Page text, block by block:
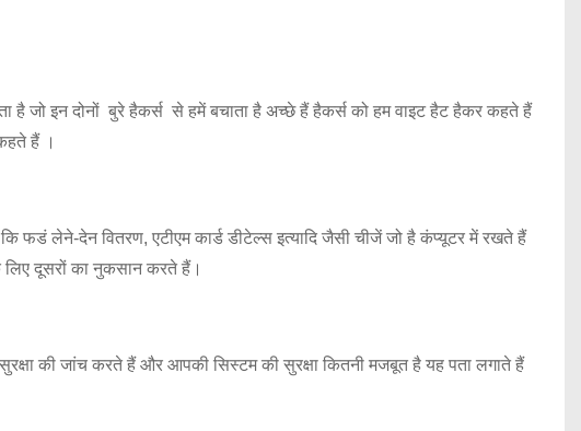
है जो इन दोनों बुरे हैकर्स से हमें बचाता है अच्छे हैं हैकर्स को हम वाइट हैट हैकर कहते हैं
हैं ।
लेने-देन वितरण, एटीएम कार्ड डीटेल्स इत्यादि जैसी चीजें जो है कंप्यूटर में रखते हैं
दूसरों का नुकसान करते हैं।
की जांच करते हैं और आपकी सिस्टम की सुरक्षा कितनी मजबूत है यह पता लगाते हैं